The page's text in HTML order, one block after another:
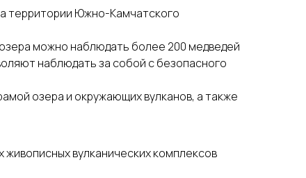
территории Южно-Камчатского
можно наблюдать более 200 медведей
наблюдать за собой с безопасного
озера и окружающих вулканов, а также
вулканических комплексов